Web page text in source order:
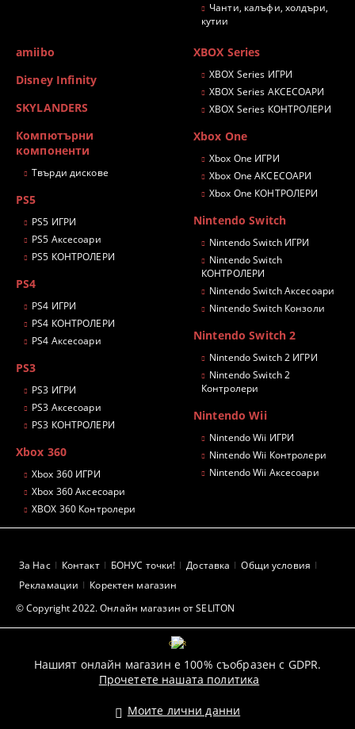
Чанти, калъфи, холдъри,
кутии
amiibo
Disney Infinity
SKYLANDERS
Компютърни
компоненти
Твърди дискове
PS5
PS5 ИГРИ
PS5 Аксесоари
PS5 КОНТРОЛЕРИ
PS4
PS4 ИГРИ
PS4 КОНТРОЛЕРИ
PS4 Аксесоари
PS3
PS3 ИГРИ
PS3 Аксесоари
PS3 КОНТРОЛЕРИ
Xbox 360
Xbox 360 ИГРИ
Xbox 360 Аксесоари
XBOX 360 Контролери
XBOX Series
XBOX Series ИГРИ
XBOX Series АКСЕСОАРИ
XBOX Series КОНТРОЛЕРИ
Xbox One
Xbox One ИГРИ
Xbox One АКСЕСОАРИ
Xbox One КОНТРОЛЕРИ
Nintendo Switch
Nintendo Switch ИГРИ
Nintendo Switch
КОНТРОЛЕРИ
Nintendo Switch Аксесоари
Nintendo Switch Конзоли
Nintendo Switch 2
Nintendo Switch 2 ИГРИ
Nintendo Switch 2
Контролери
Nintendo Wii
Nintendo Wii ИГРИ
Nintendo Wii Контролери
Nintendo Wii Аксесоари
© Copyright 2022. Онлайн магазин от SELITON
За Нас Контакт БОНУС точки! Доставка
Общи условия
Рекламации
Коректен магазин
GDPR
Нашият онлайн магазин е 100% съобразен с GDPR.
Прочетете нашата политика
Моите лични данни